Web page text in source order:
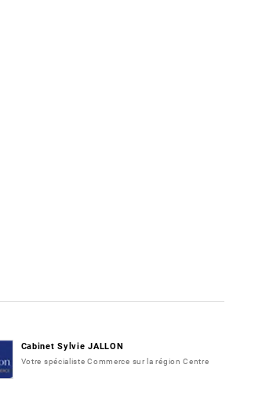
Cabinet Sylvie JALLON
Votre spécialiste Commerce sur la région Centre